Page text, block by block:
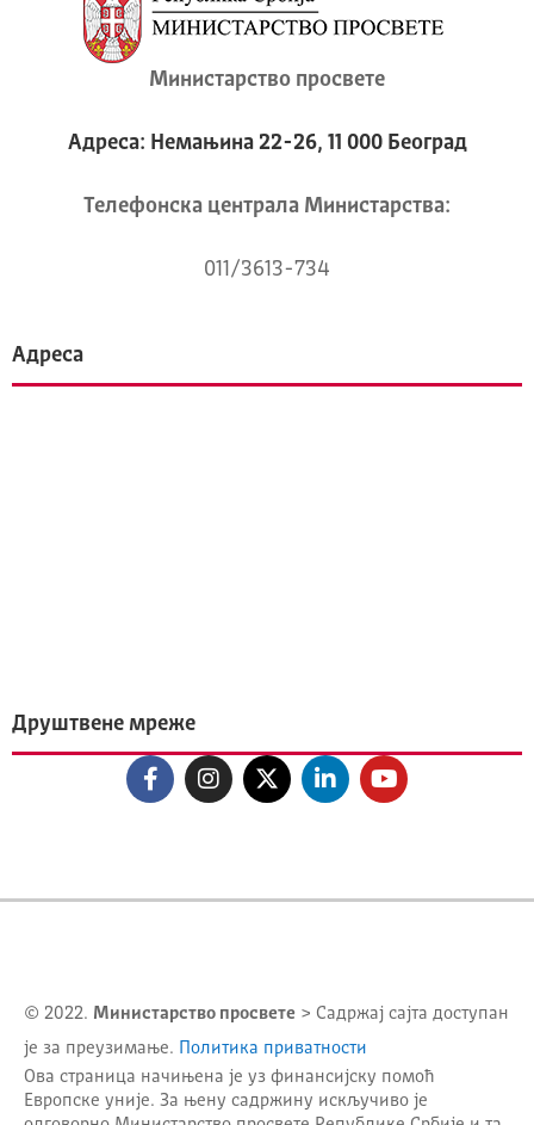
Министарство просвете
Адреса: Немањина 22-26, 11 000 Београд
Телeфонска централа Mинистарства:
011/3613-734
Адреса
Друштвене мреже
© 2022. Министарство просвете > Садржај сајта доступан
је за преузимање. Политика приватности
Ова страница начињена је уз финансијску помоћ
Европске уније. За њену садржину искључиво је